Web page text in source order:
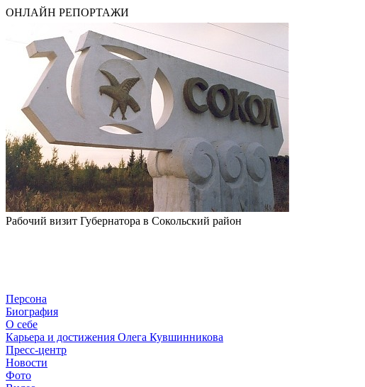
ОНЛАЙН РЕПОРТАЖИ
Рабочий визит Губернатора в Сокольский район
Персона
Биография
О себе
Карьера и достижения Олега Кувшинникова
Пресс-центр
Новости
Фото